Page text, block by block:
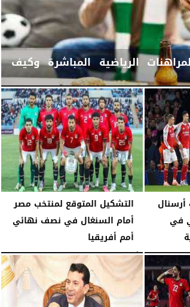
الرياضية المباشرة وكيف
في
التشكيل المتوقع لمنتخب مصر
أمام السنغال في نصف نهائي
أمم أفريقيا
الأربعاء، 14 يناير 2026 04:02 صـ